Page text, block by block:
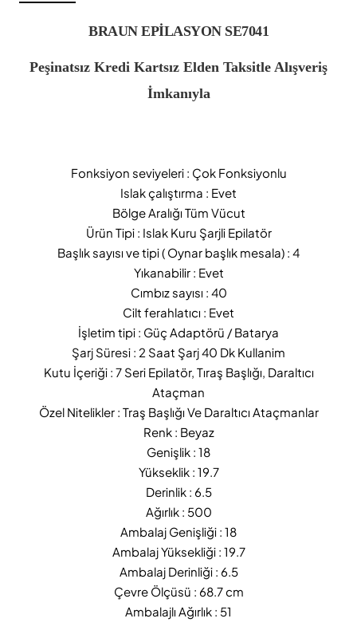
BRAUN EPİLASYON SE7041
Peşinatsız Kredi Kartsız Elden Taksitle Alışveriş
İmkanıyla
Fonksiyon seviyeleri : Çok Fonksiyonlu
Islak çalıştırma : Evet
Bölge Aralığı Tüm Vücut
Ürün Tipi : Islak Kuru Şarjli Epilatör
Başlık sayısı ve tipi ( Oynar başlık mesala) : 4
Yıkanabilir : Evet
Cımbız sayısı : 40
Cilt ferahlatıcı : Evet
İşletim tipi : Güç Adaptörü / Batarya
Şarj Süresi : 2 Saat Şarj 40 Dk Kullanim
Kutu İçeriği : 7 Seri Epilatör, Tıraş Başlığı, Daraltıcı
Ataçman
Özel Nitelikler : Traş Başlığı Ve Daraltıcı Ataçmanlar
Renk : Beyaz
Genişlik : 18
Yükseklik : 19.7
Derinlik : 6.5
Ağırlık : 500
Ambalaj Genişliği : 18
Ambalaj Yüksekliği : 19.7
Ambalaj Derinliği : 6.5
Çevre Ölçüsü : 68.7 cm
Ambalajlı Ağırlık : 51